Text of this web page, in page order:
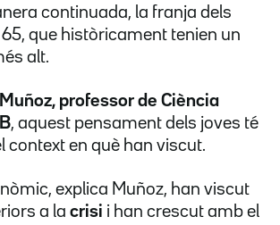
continuada, la franja dels
que històricament tenien un
alt.
professor de Ciència
, aquest pensament dels joves té
context en què han viscut.
explica Muñoz, han viscut
a la crisi i han crescut amb el